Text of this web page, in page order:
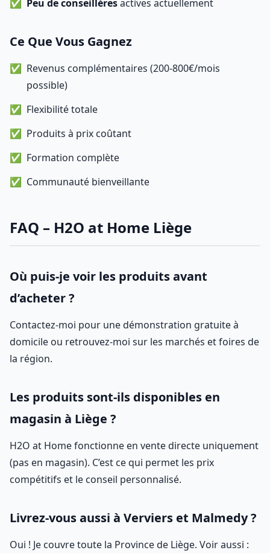
Peu de conseillèresactives actuellement
Ce Que Vous Gagnez
Revenus complémentaires (200-800€/mois
possible)
Flexibilité totale
Produits à prix coûtant
Formation complète
Communauté bienveillante
FAQ – H2O at Home Liège
Où puis-je voir les produits avant
d’acheter ?
Contactez-moi pour une démonstration gratuite à
domicile ou retrouvez-moi sur les marchés et foires de
la région.
Les produits sont-ils disponibles en
magasin à Liège ?
H2O at Home fonctionne en vente directe uniquement
(pas en magasin). C’est ce qui permet les prix
compétitifs et le conseil personnalisé.
Livrez-vous aussi à Verviers et Malmedy ?
Oui ! Je couvre toute la Province de Liège. Voir aussi :